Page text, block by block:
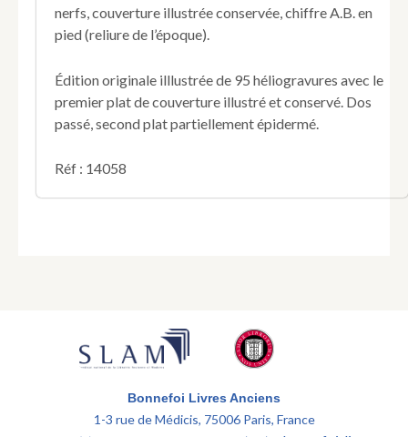
nerfs, couverture illustrée conservée, chiffre A.B. en
pied (reliure de l’époque).
Édition originale illlustrée de 95 héliogravures avec le
premier plat de couverture illustré et conservé. Dos
passé, second plat partiellement épidermé.
Réf : 14058
Bonnefoi Livres Anciens
1-3 rue de Médicis, 75006 Paris, France